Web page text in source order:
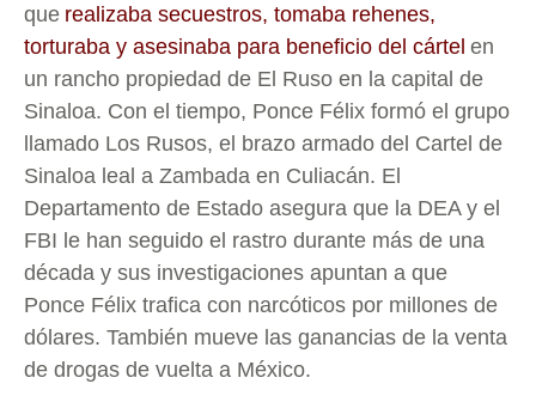
que realizaba secuestros, tomaba rehenes,
torturaba y asesinaba para beneficio del cártel en
un rancho propiedad de El Ruso en la capital de
Sinaloa. Con el tiempo, Ponce Félix formó el grupo
llamado Los Rusos, el brazo armado del Cartel de
Sinaloa leal a Zambada en Culiacán. El
Departamento de Estado asegura que la DEA y el
FBI le han seguido el rastro durante más de una
década y sus investigaciones apuntan a que
Ponce Félix trafica con narcóticos por millones de
dólares. También mueve las ganancias de la venta
de drogas de vuelta a México.